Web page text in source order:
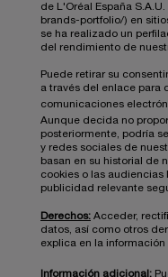
de L'Oréal España
brands-portfolio/) en
se ha realizado un
del rendimiento de
Puede retirar su
a través del enlace para
comunicaciones
Aunque decida no
posteriormente, podría
y redes sociales de
basan en su historial de
cookies o las audiencias
publicidad relevante
Derechos: Acceder,
datos, así como otros
explica en la información
Información adicional: